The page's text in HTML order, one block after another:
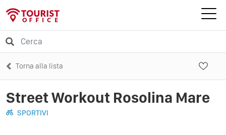
Torna alla lista
Street Workout Rosolina Mare
SPORTIVI